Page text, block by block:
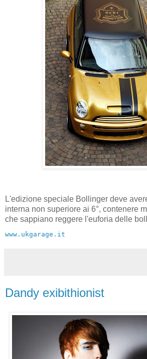
L'edizione speciale Bollinger deve
interna non superiore ai 6°, contenere
che sappiano reggere l'euforia delle
www.ukgarage.it
Dandy exibithionist